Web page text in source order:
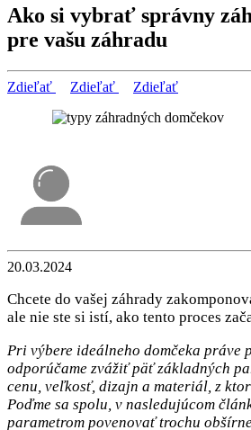
Ako si vybrať správny
pre vašu záhradu
Zdieľať Zdieľať Zdieľať
20.03.2024
Chcete do vašej záhrady
ale nie ste si istí, ako tento proces
Pri výbere ideálneho domčeka práve
odporúčame zvážiť päť základných
cenu, veľkosť, dizajn a materiál, z
Poďme sa spolu, v nasledujúcom
parametrom povenovať trochu